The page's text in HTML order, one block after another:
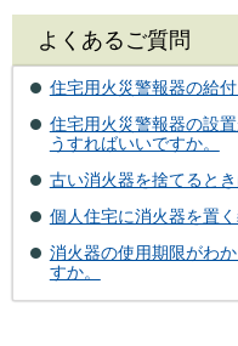
よくあるご質問
住宅用火災警報器の給
住宅用火災警報器の設
うすればいいですか。
古い消火器を捨てると
個人住宅に消火器を置く
消火器の使用期限がわ
すか。